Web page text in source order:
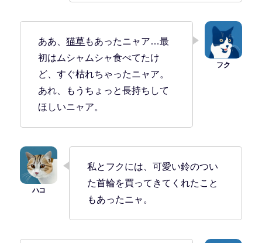
ああ、猫草もあったニャア…最
初はムシャムシャ食べてたけ
ど、すぐ枯れちゃったニャア。
あれ、もうちょっと長持ちして
ほしいニャア。
私とフクには、可愛い鈴のつい
た首輪を買ってきてくれたこと
もあったニャ。